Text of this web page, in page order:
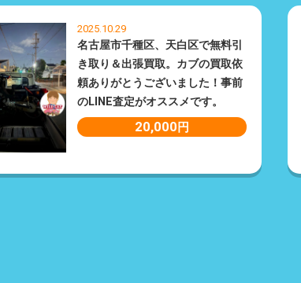
2025.10.29
名古屋市千種区、天白区で無料引
き取り＆出張買取。カブの買取依
頼ありがとうございました！事前
のLINE査定がオススメです。
20,000 円